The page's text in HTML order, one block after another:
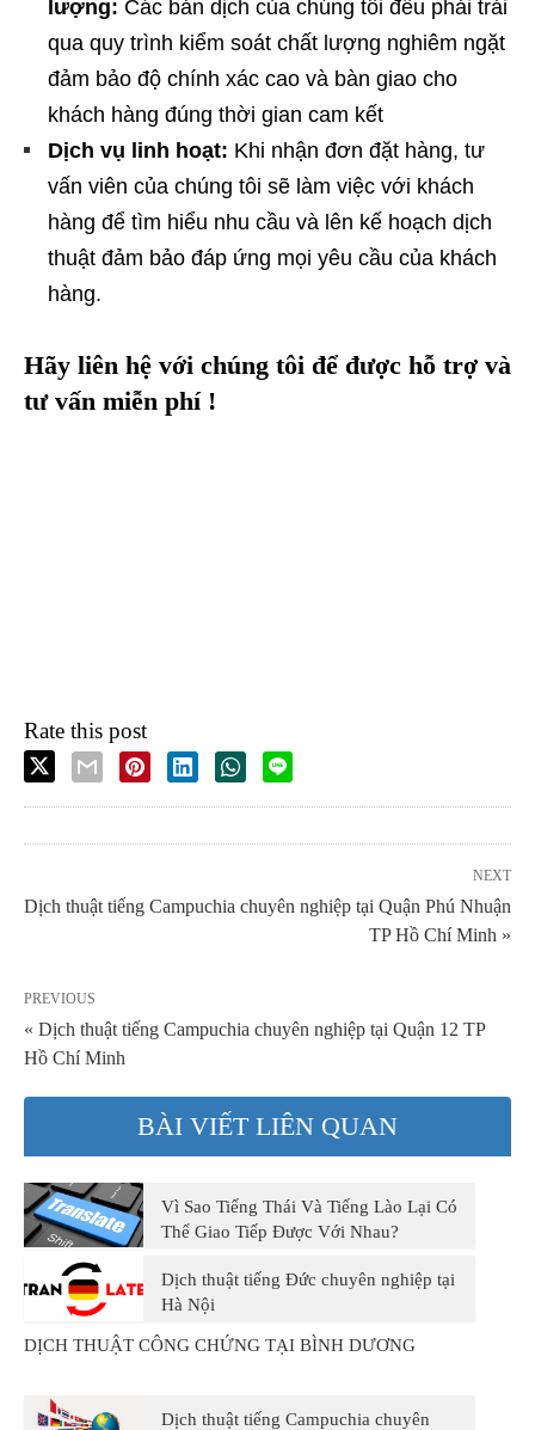
lượng: Các bản dịch của chúng tôi đều phải trải
qua quy trình kiểm soát chất lượng nghiêm ngặt
đảm bảo độ chính xác cao và bàn giao cho
khách hàng đúng thời gian cam kết
Dịch vụ linh hoạt: Khi nhận đơn đặt hàng, tư
vấn viên của chúng tôi sẽ làm việc với khách
hàng để tìm hiểu nhu cầu và lên kế hoạch dịch
thuật đảm bảo đáp ứng mọi yêu cầu của khách
hàng.
Hãy liên hệ với chúng tôi để được hỗ trợ và
tư vấn miễn phí !
Rate this post
NEXT
Dịch thuật tiếng Campuchia chuyên nghiệp tại Quận Phú Nhuận
TP Hồ Chí Minh »
PREVIOUS
« Dịch thuật tiếng Campuchia chuyên nghiệp tại Quận 12 TP
Hồ Chí Minh
BÀI VIẾT LIÊN QUAN
Vì Sao Tiếng Thái Và Tiếng Lào Lại Có
Thể Giao Tiếp Được Với Nhau?
Dịch thuật tiếng Đức chuyên nghiệp tại
Hà Nội
DỊCH THUẬT CÔNG CHỨNG TẠI BÌNH DƯƠNG
Dịch thuật tiếng Campuchia chuyên